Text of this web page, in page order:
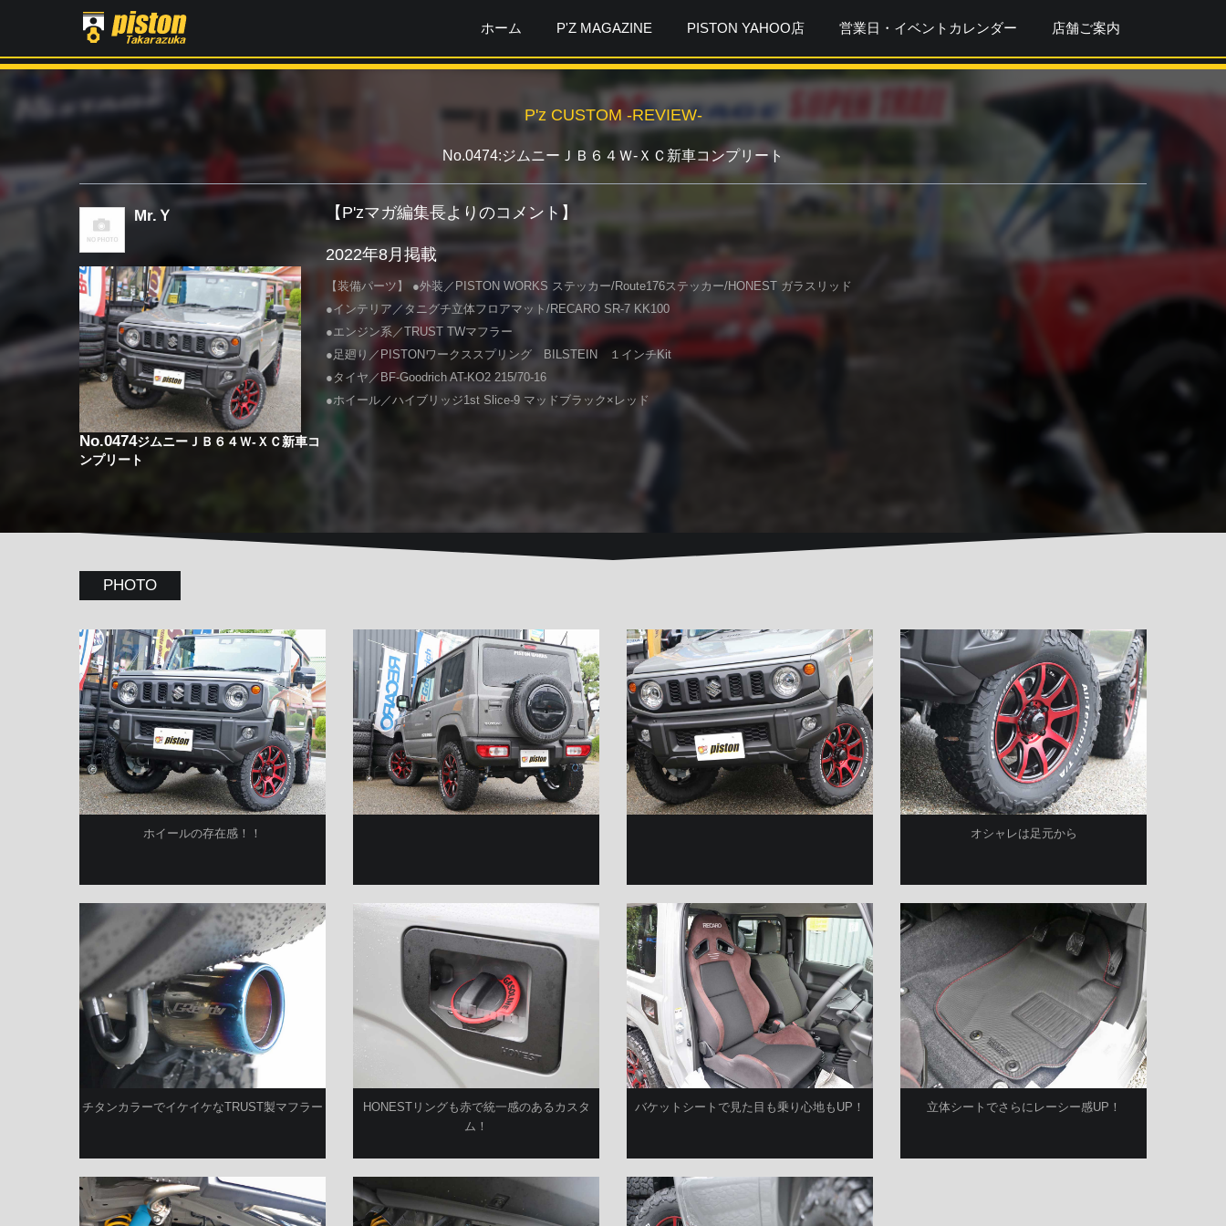
ホーム P'Z MAGAZINE PISTON YAHOO店 営業日・イベントカレンダー 店舗ご案内
P'z CUSTOM -REVIEW-
No.0474:ジムニーＪＢ６４Ｗ-ＸＣ新車コンプリート
Mr.Ｙ
No.0474ジムニーＪＢ６４Ｗ-ＸＣ新車コ
ンプリート
【P'zマガ編集長よりのコメント】
2022年8月掲載
【装備パーツ】 ●外装／PISTON WORKS ステッカー/Route176ステッカー/HONEST ガラスリッド
●インテリア／タニグチ立体フロアマット/RECARO SR-7 KK100
●エンジン系／TRUST TWマフラー
●足廻り／PISTONワークススプリング BILSTEIN １インチKit
●タイヤ／BF-Goodrich AT-KO2 215/70-16
●ホイール／ハイブリッジ1st Slice-9 マッドブラック×レッド
PHOTO
ホイールの存在感！！ オシャレは足元から
チタンカラーでイケイケなTRUST製マフラー
HONESTリングも赤で統一感のあるカスタ
ム！
バケットシートで見た目も乗り心地もUP！ 立体シートでさらにレーシー感UP！